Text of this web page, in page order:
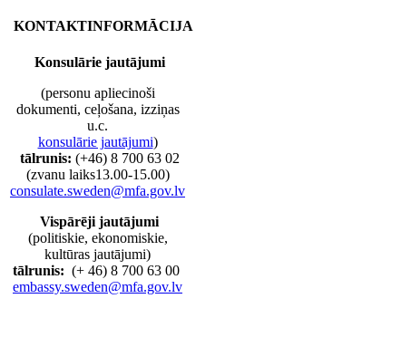
KONTAKTINFORMĀCIJA
Konsulārie jautājumi
(personu apliecinoši
dokumenti, ceļošana, izziņas
u.c.
konsulārie jautājumi)
tālrunis: (+46) 8 700 63 02
(zvanu laiks13.00-15.00)
consulate.sweden@mfa.gov.lv
Vispārēji jautājumi
(politiskie, ekonomiskie,
kultūras jautājumi)
tālrunis: (+ 46) 8 700 63 00
embassy.sweden@mfa.gov.lv